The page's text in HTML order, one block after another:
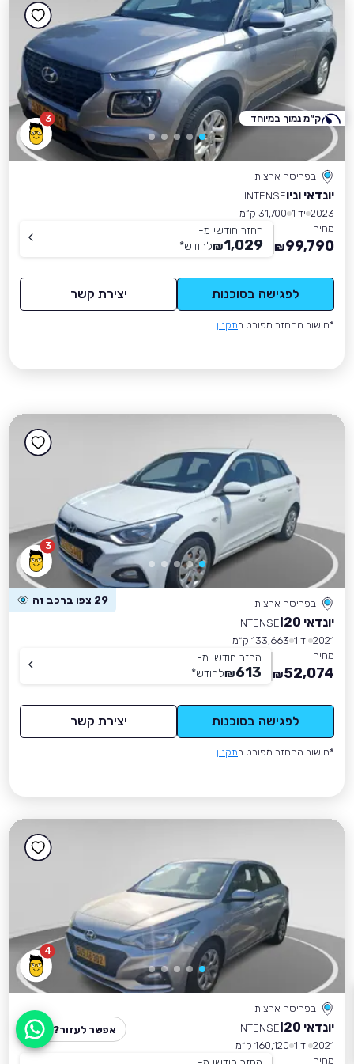
3
בפריסה ארצית
יונדאי וניוINTENSE
2023 יד 1
31,700 ק״מ
מחיר
99,790
₪
החזר חודשי מ-
1,029
₪לחודש*
לפגישה בסוכנות יצירת קשר
*חישוב ההחזר מפורט בתקנון
ק״מ נמוך במיוחד
3
בפריסה ארצית 29 צפו ברכב זה
יונדאי I20
INTENSE
2021 יד 1
133,663 ק״מ
מחיר
52,074
₪
החזר חודשי מ-
613
₪לחודש*
לפגישה בסוכנות יצירת קשר
*חישוב ההחזר מפורט בתקנון
4
בפריסה ארצית
יונדאי I20
INTENSE
2021 יד 1
160,120 ק״מ
מחיר
אפשר לעזור?